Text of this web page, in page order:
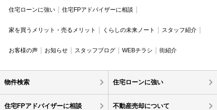
住宅ローンに強い 住宅FPアドバイザーに相談
家を買うメリット・売るメリット くらしの未来ノート スタッフ紹介
お客様の声 お知らせ スタッフブログ WEBチラシ 街紹介
物件検索 住宅ローンに強い
住宅FPアドバイザーに相談 不動産売却について